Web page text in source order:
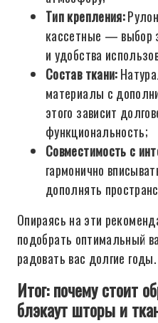
Тип крепления:
кассетные — выбор
и удобства
Состав ткани:
материалы с
этого зависит
функциональность;
Совместимость с
гармонично
дополнять
Опираясь на эти
подобрать оптимальный
радовать вас долгие годы.
Итог: почему стоит
блэкаут шторы и